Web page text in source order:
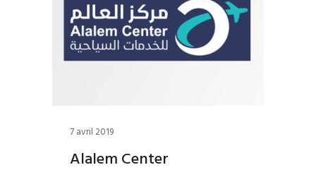
7 avril 2019
Alalem Center